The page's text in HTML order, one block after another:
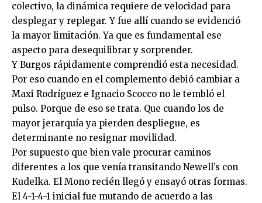
colectivo, la dinámica requiere de velocidad para
desplegar y replegar. Y fue allí cuando se evidenció
la mayor limitación. Ya que es fundamental ese
aspecto para desequilibrar y sorprender.
Y Burgos rápidamente comprendió esta necesidad.
Por eso cuando en el complemento debió cambiar a
Maxi Rodríguez e Ignacio Scocco no le tembló el
pulso. Porque de eso se trata. Que cuando los de
mayor jerarquía ya pierden despliegue, es
determinante no resignar movilidad.
Por supuesto que bien vale procurar caminos
diferentes a los que venía transitando Newell’s con
Kudelka. El Mono recién llegó y ensayó otras formas.
El 4-1-4-1 inicial fue mutando de acuerdo a las